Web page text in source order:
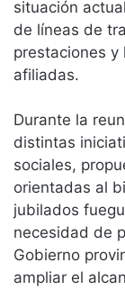
situación
de líneas de
prestaciones
afiliadas.
Durante la
distintas
sociales,
orientadas al
jubilados
necesidad de
Gobierno
ampliar el